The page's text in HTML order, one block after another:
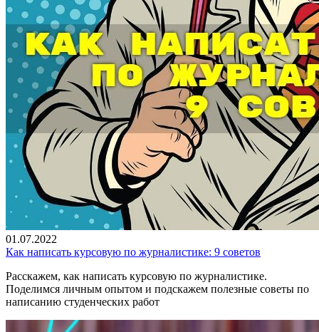
01.07.2022
Как написать курсовую по журналистике: 9 советов
Расскажем, как написать курсовую по журналистике.
Поделимся личным опытом и подскажем полезные советы по
написанию студенческих работ